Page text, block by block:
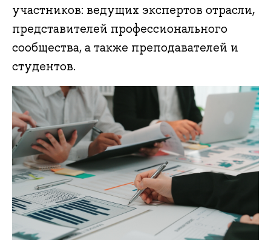
участников: ведущих экспертов отрасли,
представителей профессионального
сообщества, а также преподавателей и
студентов.